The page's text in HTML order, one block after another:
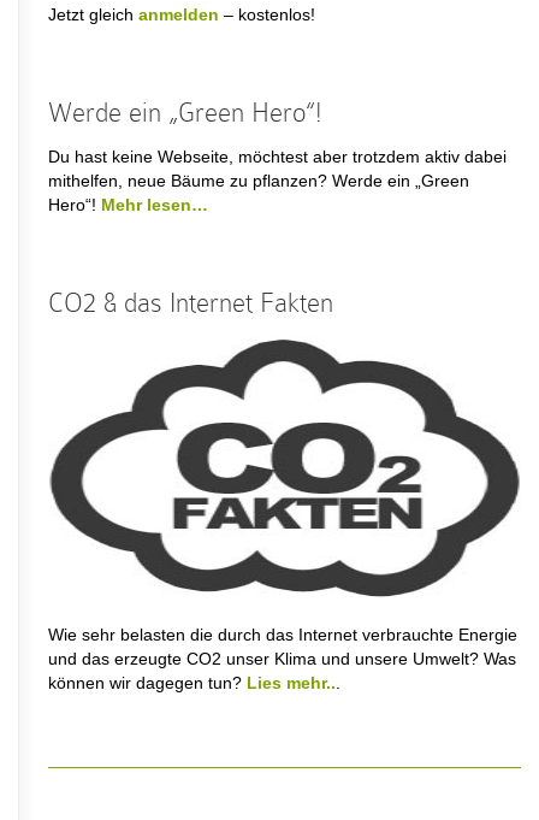
Jetzt gleich anmelden – kostenlos!
Werde ein „Green Hero“!
Du hast keine Webseite, möchtest aber trotzdem aktiv dabei
mithelfen, neue Bäume zu pflanzen? Werde ein „Green
Hero“! Mehr lesen…
CO2 & das Internet Fakten
Wie sehr belasten die durch das Internet verbrauchte Energie
und das erzeugte CO2 unser Klima und unsere Umwelt? Was
können wir dagegen tun? Lies mehr...